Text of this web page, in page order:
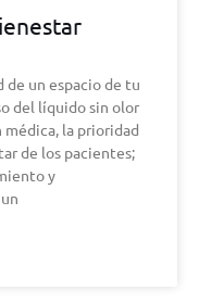
de un espacio de tu
del líquido sin olor
médica, la prioridad
de los pacientes;
y